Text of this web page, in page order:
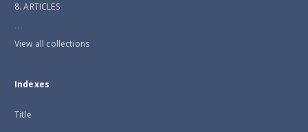
8. ARTICLES
...
View all collections
Indexes
Title